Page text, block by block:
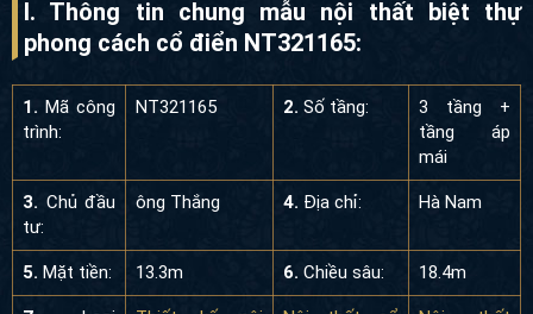
cách cổ điển NT321165:
1.Mã công
trình:
NT321165 2.Số tầng:
3 tầng +
tầng áp mái
tư:
Hà Nam
5.Mặt tiền:
7.Loại
hình:
Thiết kế nội thất
Nội thất cổ
điển
Nội thất
biệt thự